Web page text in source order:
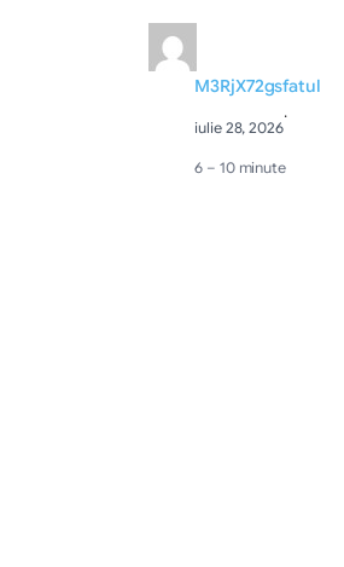
M3RjX72gsfatul
iulie 28, 2026
·
6 – 10 minute